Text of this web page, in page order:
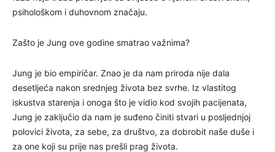
psihološkom i duhovnom značaju.
Zašto je Jung ove godine smatrao važnima?
Jung je bio empiričar. Znao je da nam priroda nije dala
desetljeća nakon srednjeg života bez svrhe. Iz vlastitog
iskustva starenja i onoga što je vidio kod svojih pacijenata,
Jung je zaključio da nam je suđeno činiti stvari u posljednjoj
polovici života, za sebe, za društvo, za dobrobit naše duše i
za one koji su prije nas prešli prag života.